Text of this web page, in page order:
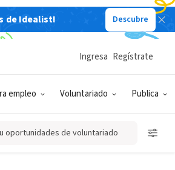
de Idealist! Descubre
empleo Voluntariado Publica
Ingresa Regístrate
oportunidades de voluntariado
FIN DE LUCRO
Extension 4-
youth/?Page=4h-